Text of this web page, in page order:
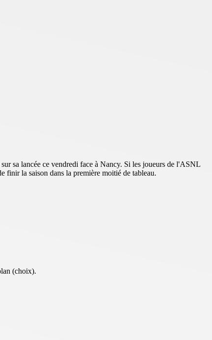
sa lancée ce vendredi face à Nancy. Si les joueurs de l'ASNL
finir la saison dans la première moitié de tableau.
(choix).